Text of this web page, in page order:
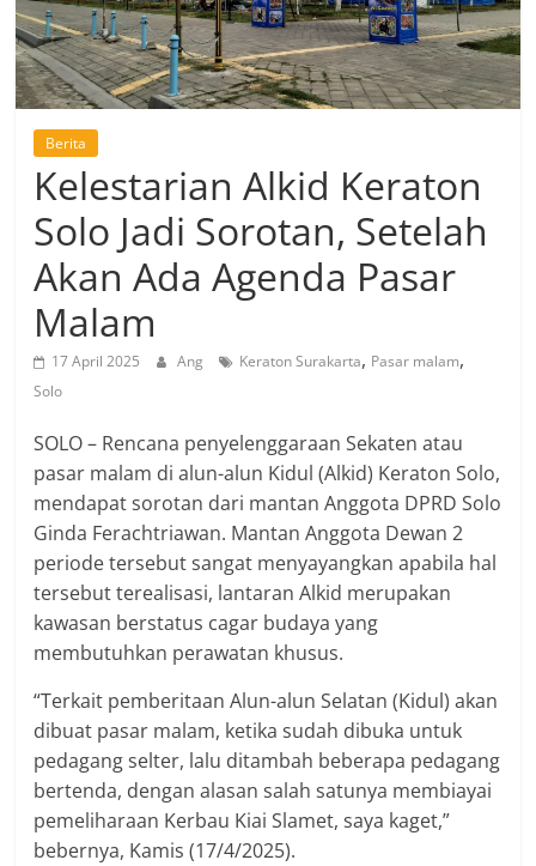
Berita
Kelestarian Alkid Keraton
Solo Jadi Sorotan, Setelah
Akan Ada Agenda Pasar
Malam
17 April 2025 Ang Keraton Surakarta, Pasar malam,
Solo
SOLO – Rencana penyelenggaraan Sekaten atau
pasar malam di alun-alun Kidul (Alkid) Keraton Solo,
mendapat sorotan dari mantan Anggota DPRD Solo
Ginda Ferachtriawan. Mantan Anggota Dewan 2
periode tersebut sangat menyayangkan apabila hal
tersebut terealisasi, lantaran Alkid merupakan
kawasan berstatus cagar budaya yang
membutuhkan perawatan khusus.
“Terkait pemberitaan Alun-alun Selatan (Kidul) akan
dibuat pasar malam, ketika sudah dibuka untuk
pedagang selter, lalu ditambah beberapa pedagang
bertenda, dengan alasan salah satunya membiayai
pemeliharaan Kerbau Kiai Slamet, saya kaget,”
bebernya, Kamis (17/4/2025).